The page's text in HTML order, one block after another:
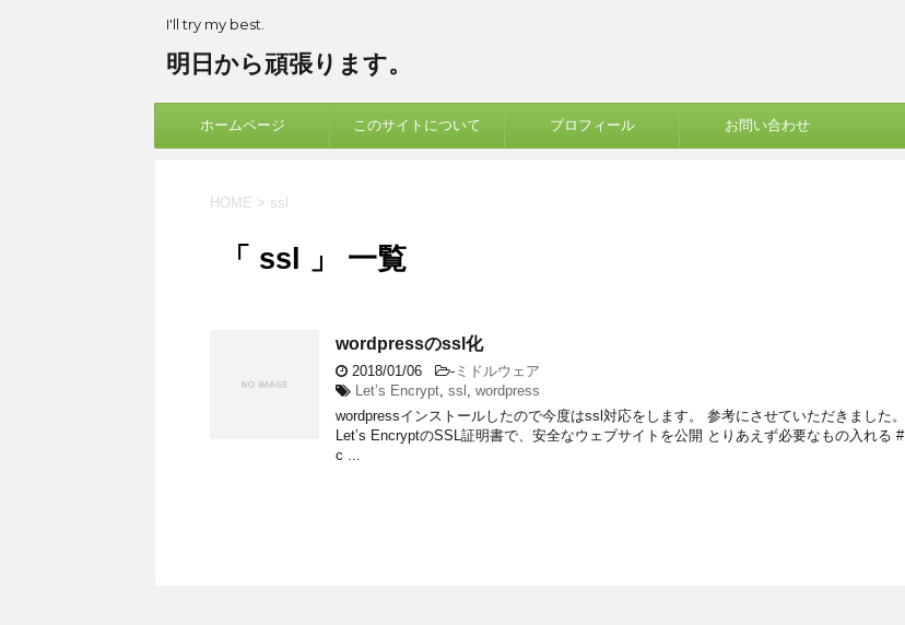
I'll try my best.
明日から頑張ります。
ホームページ このサイトについて プロフィール お問い合わせ
HOME > ssl
「 ssl 」 一覧
wordpressのssl化
2018/01/06 - ミドルウェア
Let’s Encrypt, ssl , wordpress
wordpressインストールしたので今度はssl対応をします。 参考にさせていただきました。
Let’s EncryptのSSL証明書で、安全なウェブサイトを公開 とりあえず必要なもの入れる #
c ...